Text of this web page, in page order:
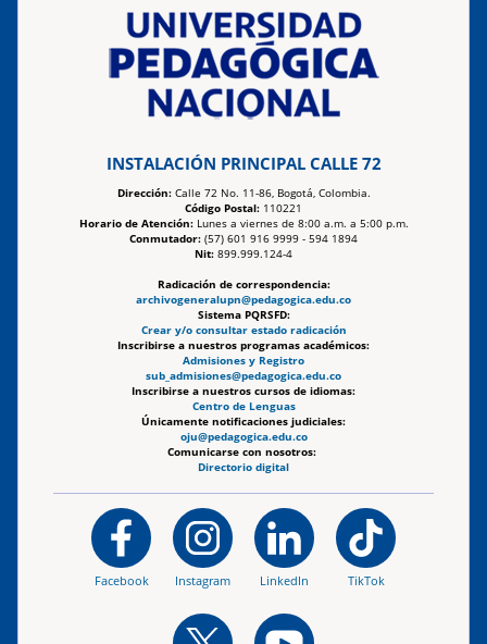
INSTALACIÓN PRINCIPAL CALLE 72
Dirección:Calle 72 No. 11-86, Bogotá, Colombia.
Código Postal: 110221
Horario de Atención:Lunes a viernes de 8:00 a.m. a 5:00 p.m.
Conmutador: (57) 601 916 9999 - 594 1894
Nit: 899.999.124-4
Radicación de correspondencia:
archivogeneralupn@pedagogica.edu.co
Sistema PQRSFD:
Crear y/o consultar estado radicación
Inscribirse a nuestros programas académicos:
Admisiones y Registro
sub_admisiones@pedagogica.edu.co
Inscribirse a nuestros cursos de idiomas:
Centro de Lenguas
Únicamente notificaciones judiciales:
oju@pedagogica.edu.co
Comunicarse con nosotros:
Directorio digital
Facebook Instagram LinkedIn TikTok